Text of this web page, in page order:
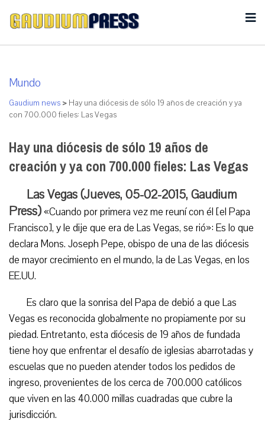
Mundo
Gaudium news > Hay una diócesis de sólo 19 años de creación y ya
con 700.000 fieles: Las Vegas
Hay una diócesis de sólo 19 años de
creación y ya con 700.000 fieles: Las Vegas
Las Vegas (Jueves, 05-02-2015, Gaudium
Press) «Cuando por primera vez me reuní con él [el Papa
Francisco], y le dije que era de Las Vegas, se rió»: Es lo que
declara Mons. Joseph Pepe, obispo de una de las diócesis
de mayor crecimiento en el mundo, la de Las Vegas, en los
EE.UU.
Es claro que la sonrisa del Papa de debió a que Las
Vegas es reconocida globalmente no propiamente por su
piedad. Entretanto, esta diócesis de 19 años de fundada
tiene hoy que enfrentar el desafío de iglesias abarrotadas y
escuelas que no pueden atender todos los pedidos de
ingreso, provenientes de los cerca de 700.000 católicos
que viven en las 40.000 millas cuadradas que cubre la
jurisdicción.